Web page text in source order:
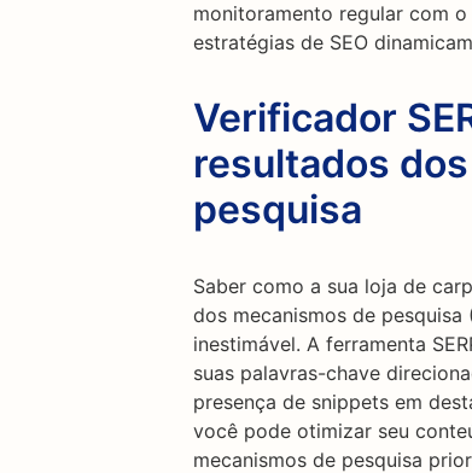
monitoramento regular com
estratégias de SEO
Verificador
resultados
pesquisa
Saber como a sua loja de
dos mecanismos de
inestimável. A ferramenta
suas palavras-chave
presença de snippets em
você pode otimizar seu
mecanismos de pesquisa